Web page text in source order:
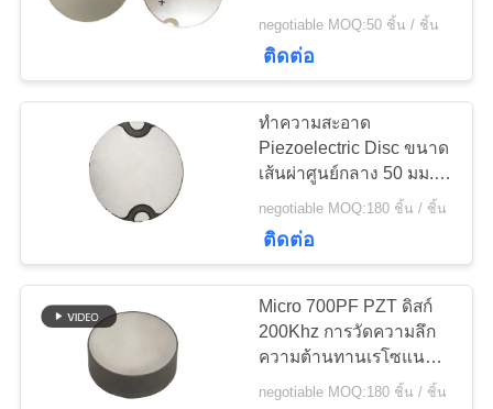
แผ่น Piezoelectric
หลอด Piezoelectric
23
เสียงที่มุ่งเน้น
negotiable MOQ:50 ชิ้น / ชิ้น
ติดต่อ
ทำความสะอาด
Piezoelectric Disc ขนาด
เส้นผ่าศูนย์กลาง 50 มม.
44KHz อายุการใช้งาน
negotiable MOQ:180 ชิ้น / ชิ้น
ติดต่อ
Micro 700PF PZT ดิสก์
200Khz การวัดความลึก
ความต้านทานเรโซแนนท์
negotiable MOQ:180 ชิ้น / ชิ้น